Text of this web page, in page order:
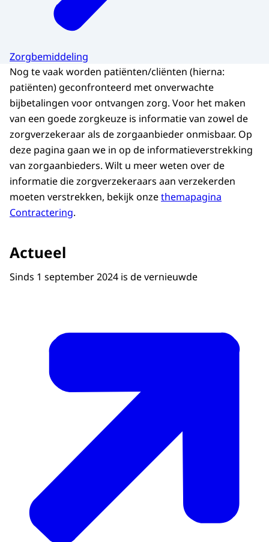
Zorgbemiddeling
Nog te vaak worden patiënten/cliënten (hierna:
patiënten) geconfronteerd met onverwachte
bijbetalingen voor ontvangen zorg. Voor het maken
van een goede zorgkeuze is informatie van zowel de
zorgverzekeraar als de zorgaanbieder onmisbaar. Op
deze pagina gaan we in op de informatieverstrekking
van zorgaanbieders. Wilt u meer weten over de
informatie die zorgverzekeraars aan verzekerden
moeten verstrekken, bekijk onzethemapagina
Contractering.
Actueel
Sinds 1 september 2024 is de vernieuwde